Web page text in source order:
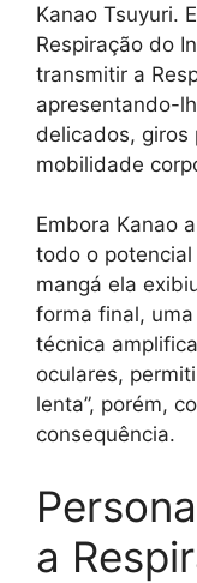
Kanao Tsuyuri.
Respiração do
transmitir a
apresentando-
delicados, giros
mobilidade
Embora Kanao
todo o
mangá ela
forma final,
técnica
oculares,
lenta”, porém,
consequência.
a